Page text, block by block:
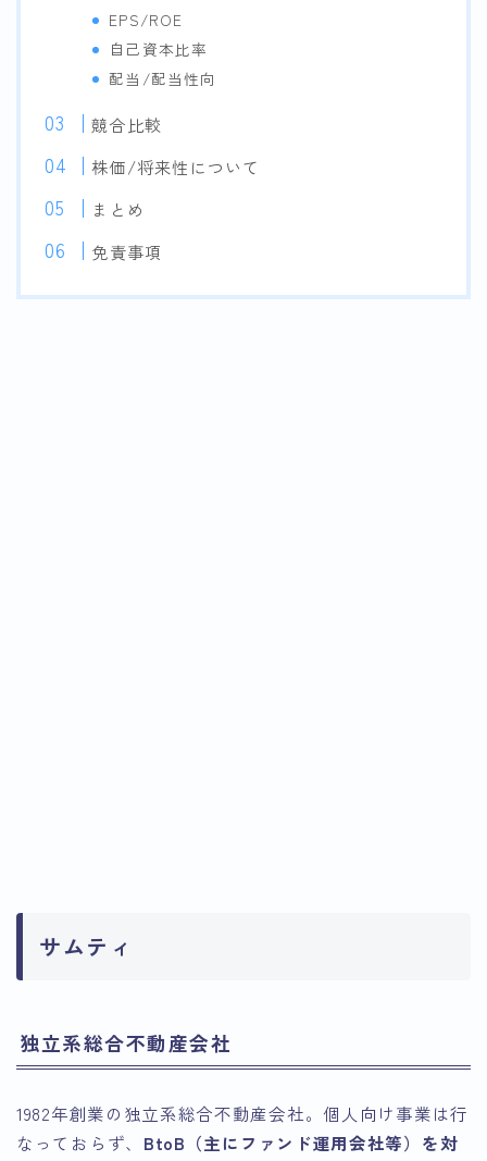
EPS/ROE
自己資本比率
配当/配当性向
競合比較
株価/将来性について
まとめ
免責事項
サムティ
独立系総合不動産会社
1982年創業の独立系総合不動産会社。個人向け事業は行
なっておらず、 BtoB（主にファンド運用会社等）を対